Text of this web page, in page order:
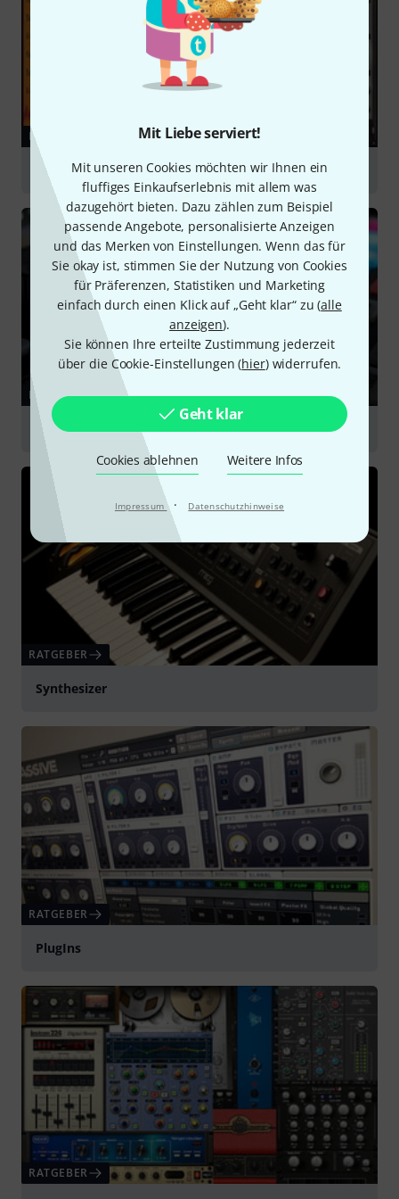
Mit Liebe serviert!
Mit unseren Cookies möchten wir Ihnen ein
fluffiges Einkaufserlebnis mit allem was
dazugehört bieten. Dazu zählen zum Beispiel
passende Angebote, personalisierte Anzeigen
und das Merken von Einstellungen. Wenn das für
Sie okay ist, stimmen Sie der Nutzung von Cookies
für Präferenzen, Statistiken und Marketing
einfach durch einen Klick auf „Geht klar“ zu (alle
anzeigen).
Sie können Ihre erteilte Zustimmung jederzeit
über die Cookie-Einstellungen (hier) widerrufen.
Geht klar
Cookies ablehnen Weitere Infos
Impressum · Datenschutzhinweise
RATGEBER
Libraries
RATGEBER
Sampler
RATGEBER
Synthesizer
RATGEBER
PlugIns
RATGEBER